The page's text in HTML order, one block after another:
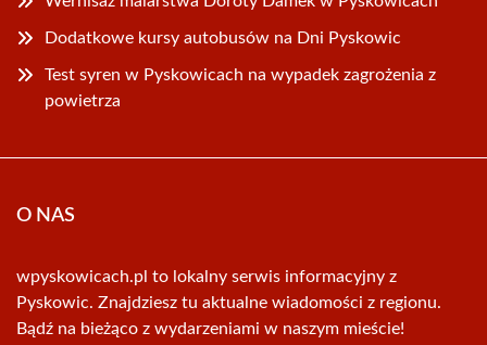
Dodatkowe kursy autobusów na Dni Pyskowic
Test syren w Pyskowicach na wypadek zagrożenia z
powietrza
O NAS
wpyskowicach.pl to lokalny serwis informacyjny z
Pyskowic. Znajdziesz tu aktualne wiadomości z regionu.
Bądź na bieżąco z wydarzeniami w naszym mieście!